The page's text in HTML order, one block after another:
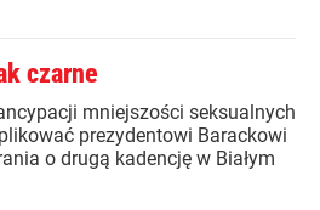
czarne
mniejszości seksualnych
prezydentowi Barackowi
o drugą kadencję w Białym